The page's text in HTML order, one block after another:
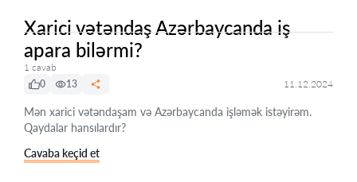
Xarici vətəndaş Azərbaycanda iş
apara bilərmi?
1 cavab
0
13 11.12.2024
Mən xarici vətəndaşam və Azərbaycanda işləmək istəyirəm.
Qaydalar hansılardır?
Cavaba keçid et